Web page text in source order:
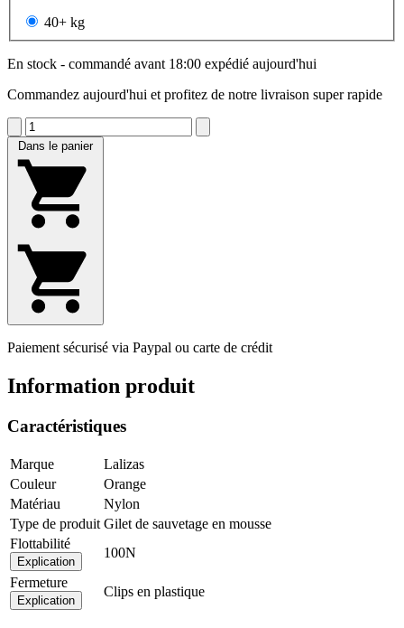
40+ kg
En stock - commandé avant 18:00 expédié aujourd'hui
Commandez aujourd'hui et profitez de notre livraison super rapide
Dans le panier
Paiement sécurisé via Paypal ou carte de crédit
Information produit
Caractéristiques
Marque
Lalizas
Couleur
Orange
Matériau
Nylon
Type de produit Gilet de sauvetage en mousse
Flottabilité
Explication
100N
Fermeture
Explication
Clips en plastique